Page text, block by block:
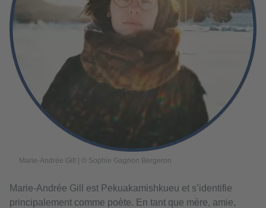
Marie-Andrée Gill | © Sophie Gagnon Bergeron
Marie-Andrée Gill est Pekuakamishkueu et s’identifie
principalement comme poète. En tant que mère, amie,